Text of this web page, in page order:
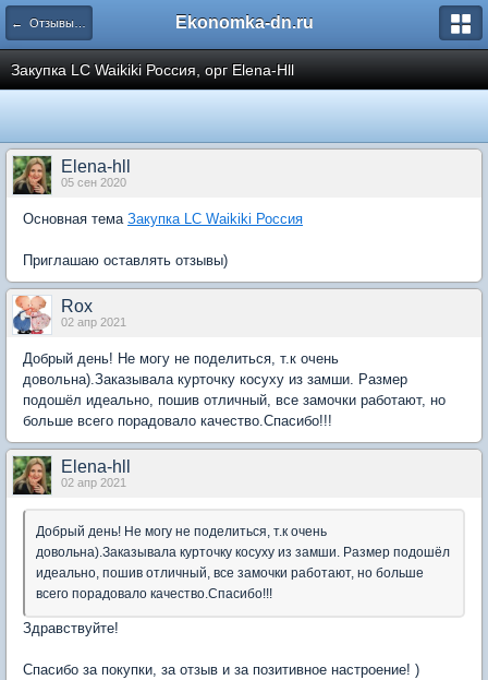
← Отзывы участников Ekonomka-dn.ru
Закупка LC Waikiki Россия, орг Elena-Hll
Elena-hll
05 сен 2020
Основная тема Закупка LC Waikiki Россия
Приглашаю оставлять отзывы)
Rox
02 апр 2021
Добрый день! Не могу не поделиться, т.к очень
довольна).Заказывала курточку косуху из замши. Размер
подошёл идеально, пошив отличный, все замочки работают, но
больше всего порадовало качество.Спасибо!!!
Elena-hll
02 апр 2021
Добрый день! Не могу не поделиться, т.к очень
довольна).Заказывала курточку косуху из замши. Размер подошёл
идеально, пошив отличный, все замочки работают, но больше
всего порадовало качество.Спасибо!!!
Здравствуйте!
Спасибо за покупки, за отзыв и за позитивное настроение! )